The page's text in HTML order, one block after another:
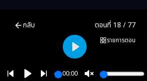
กลับ ตอนที่ 18 / 77
รายการตอน
00:00
Play
RA15 เป็นเว็บไซต์ดูซีรี่ส์จีนออนไลน์ฟรี ที่รว
RA15 Drama
RA15 Drama
รวมซีรี่ส์จีน ละครสั้น หนังแนวตั้ง พากย์ไทย อั
RA15 Drama